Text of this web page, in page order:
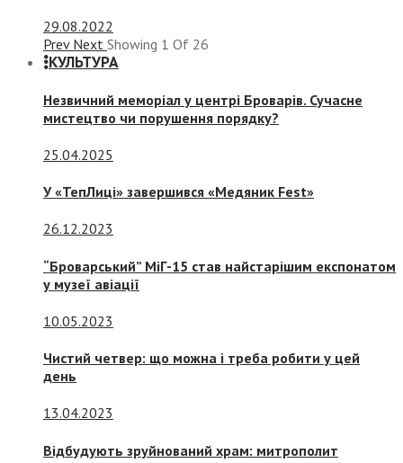
29.08.2022
Prev Next Showing 1 Of 26
КУЛЬТУРА
Незвичний меморіал у центрі Броварів. Сучасне
мистецтво чи порушення порядку?
25.04.2025
У «ТепЛиці» завершився «Медяник Fest»
26.12.2023
“Броварський” МіГ-15 став найстарішим експонатом
у музеї авіації
10.05.2023
Чистий четвер: що можна і треба робити у цей
день
13.04.2023
Відбудують зруйнований храм: митрополит